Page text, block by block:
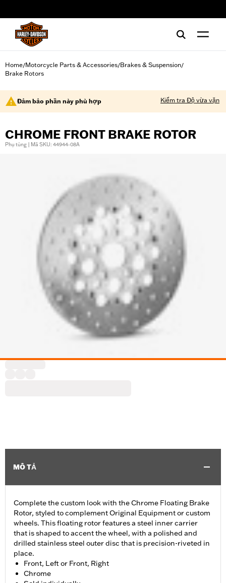
Home/Motorcycle Parts & Accessories/Brakes & Suspension/
Brake Rotors
Đảm bảo phần này phù hợp Kiểm tra Độ vừa vặn
CHROME FRONT BRAKE ROTOR
Phụ tùng | Mã SKU: 44944-08A
MÔ TẢ
Complete the custom look with the Chrome Floating Brake
Rotor, styled to complement Original Equipment or custom
wheels. This floating rotor features a steel inner carrier
that is shaped to accent the wheel, with a polished and
drilled stainless steel outer disc that is precision-riveted in
place.
Front, Left or Front, Right
Chrome